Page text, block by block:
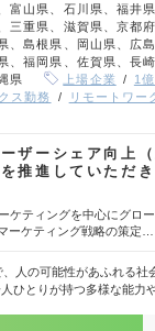
富山県、石川県、福井
三重県、滋賀県、京都
、島根県、岡山県、広
、福岡県、佐賀県、長
県
上場企業 1
ス勤務 リモートワー
ザーシェア向上
推進していただき
ケティングを中心にグロ
ーケティング戦略の策定…
、人の可能性があふれる
ひとりが持つ多様な能力